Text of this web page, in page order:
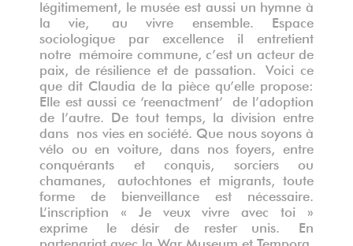
légitimement, le musée est aussi un hymne à
la vie, au vivre ensemble. Espace
sociologique par excellence il entretient
notre mémoire commune, c’est un acteur de
paix, de résilience et de passation. Voici ce
que dit Claudia de la pièce qu’elle propose:
Elle est aussi ce ‘reenactment’ de l’adoption
de l’autre. De tout temps, la division entre
dans nos vies en société. Que nous soyons à
vélo ou en voiture, dans nos foyers, entre
conquérants et conquis, sorciers ou
chamanes, autochtones et migrants, toute
forme de bienveillance est nécessaire.
L’inscription « Je veux vivre avec toi »
exprime le désir de rester unis. En
partenariat avec la War Museum et Tempora,